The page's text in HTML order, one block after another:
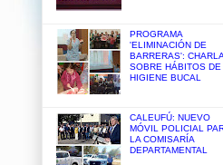
PROGRAMA
'ELIMINACIÓN DE
BARRERAS': CHARLA
SOBRE HÁBITOS DE
HIGIENE BUCAL
CALEUFÚ: NUEVO
MÓVIL POLICIAL
LA COMISARÍA
DEPARTAMENTAL